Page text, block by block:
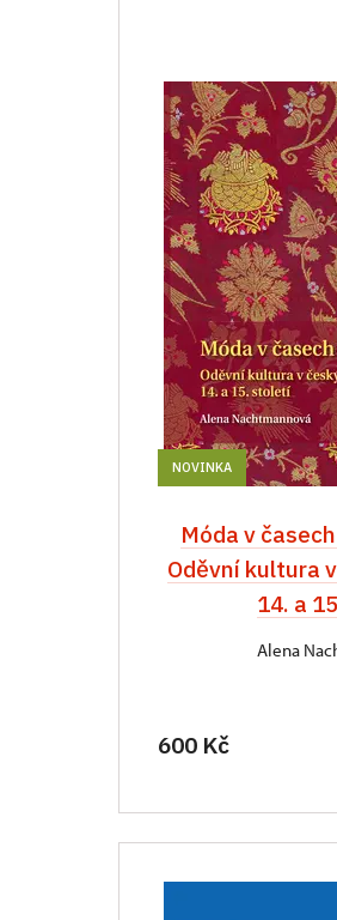
NOVINKA
Móda v
Oděvní kultura
14. a
Alena
600 Kč